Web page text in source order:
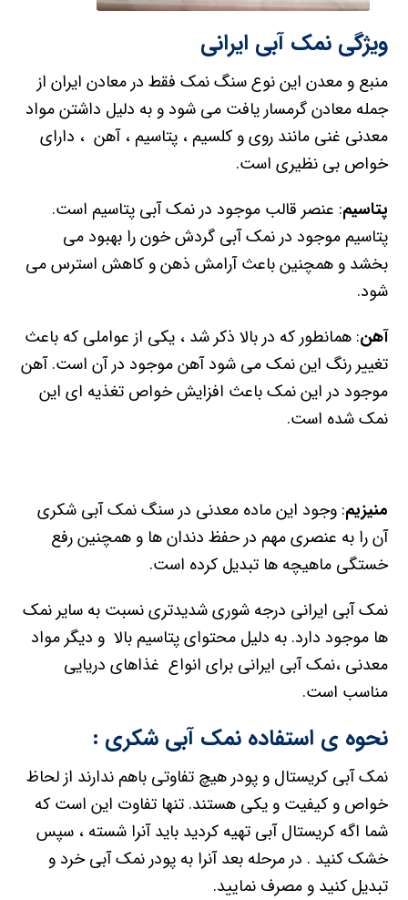
ویژگی نمک آبی ایرانی
منبع و معدن این نوع سنگ نمک فقط در معادن ایران از
جمله معادن گرمسار یافت می شود و به دلیل داشتن مواد
معدنی غنی مانند روی و کلسیم ، پتاسیم ، آهن ، دارای
خواص بی نظیری است.
پتاسیم: عنصر قالب موجود در نمک آبی پتاسیم است.
پتاسیم موجود در نمک آبی گردش خون را بهبود می
بخشد و همچنین باعث آرامش ذهن و کاهش استرس می
شود.
آهن: همانطور که در بالا ذکر شد ، یکی از عواملی که باعث
تغییر رنگ این نمک می شود آهن موجود در آن است. آهن
موجود در این نمک باعث افزایش خواص تغذیه ای این
نمک شده است.
منیزیم: وجود این ماده معدنی در سنگ نمک آبی شکری
آن را به عنصری مهم در حفظ دندان ها و همچنین رفع
خستگی ماهیچه ها تبدیل کرده است.
نمک آبی ایرانی درجه شوری شدیدتری نسبت به سایر نمک
ها موجود دارد. به دلیل محتوای پتاسیم بالا و دیگر مواد
معدنی ،نمک آبی ایرانی برای انواع غذاهای دریایی
مناسب است.
نحوه ی استفاده نمک آبی شکری :
نمک آبی کریستال و پودر هیچ تفاوتی باهم ندارند از لحاظ
خواص و کیفیت و یکی هستند. تنها تفاوت این است که
شما اگه کریستال آبی تهیه کردید باید آنرا شسته ، سپس
خشک کنید . در مرحله بعد آنرا به پودر نمک آبی خرد و
تبدیل کنید و مصرف نمایید.